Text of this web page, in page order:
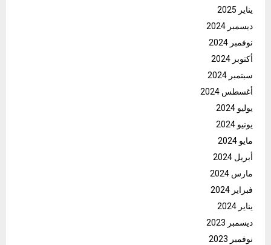
يناير 2025
ديسمبر 2024
نوفمبر 2024
أكتوبر 2024
سبتمبر 2024
أغسطس 2024
يوليو 2024
يونيو 2024
مايو 2024
أبريل 2024
مارس 2024
فبراير 2024
يناير 2024
ديسمبر 2023
نوفمبر 2023